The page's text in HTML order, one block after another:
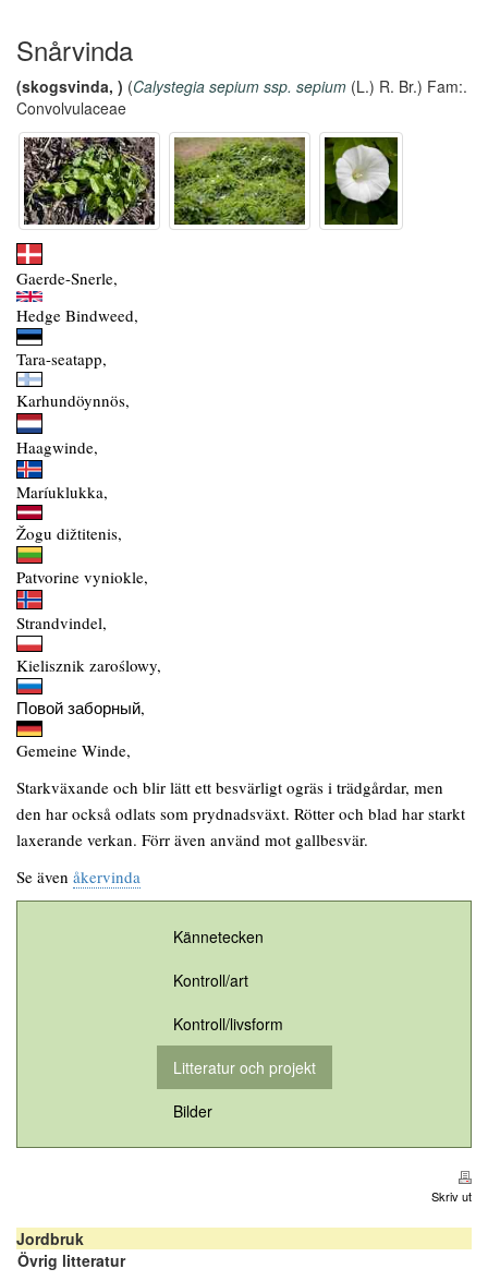
Snårvinda
(skogsvinda, ) (Calystegia sepium ssp. sepium (L.) R. Br.) Fam:.
Convolvulaceae
Gaerde-Snerle,
Hedge Bindweed,
Tara-seatapp,
Karhundöynnös,
Haagwinde,
Maríuklukka,
Žogu dižtitenis,
Patvorine vyniokle,
Strandvindel,
Kielisznik zaroślowy,
Повой заборный,
Gemeine Winde,
Starkväxande och blir lätt ett besvärligt ogräs i trädgårdar, men
den har också odlats som prydnadsväxt. Rötter och blad har starkt
laxerande verkan. Förr även använd mot gallbesvär.
Se även åkervinda
Kännetecken
Kontroll/art
Kontroll/livsform
Litteratur och projekt
Bilder
Skriv ut
Jordbruk
Övrig litteratur